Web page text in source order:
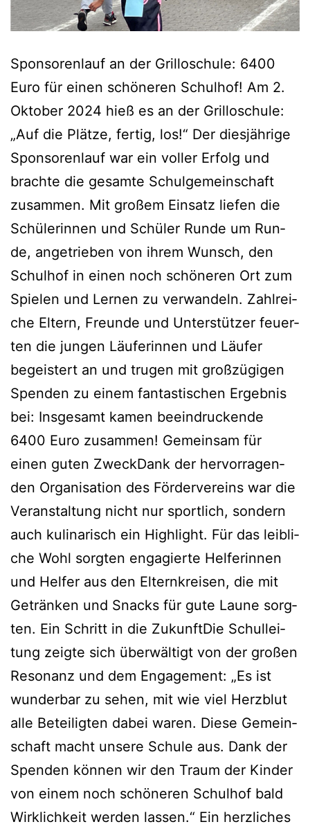
Spon­so­ren­lauf an der Gril­lo­schu­le: 6400
Euro für einen schö­ne­ren Schul­hof! Am 2.
Okto­ber 2024 hieß es an der Gril­lo­schu­le:
„Auf die Plät­ze, fer­tig, los!“ Der dies­jäh­ri­ge
Spon­so­ren­lauf war ein vol­ler Erfolg und
brach­te die gesam­te Schul­ge­mein­schaft
zusam­men. Mit gro­ßem Ein­satz lie­fen die
Schü­le­rin­nen und Schü­ler Run­de um Run­
de, ange­trie­ben von ihrem Wunsch, den
Schul­hof in einen noch schö­ne­ren Ort zum
Spie­len und Ler­nen zu ver­wan­deln. Zahl­rei­
che Eltern, Freun­de und Unter­stüt­zer feu­er­
ten die jun­gen Läu­fe­rin­nen und Läu­fer
begeis­tert an und tru­gen mit groß­zü­gi­gen
Spen­den zu einem fan­tas­ti­schen Ergeb­nis
bei: Ins­ge­samt kamen beein­dru­cken­de
6400 Euro zusam­men! Gemein­sam für
einen guten Zweck­Dank der her­vor­ra­gen­
den Orga­ni­sa­ti­on des För­der­ver­eins war die
Ver­an­stal­tung nicht nur sport­lich, son­dern
auch kuli­na­risch ein High­light. Für das leib­li­
che Wohl sorg­ten enga­gier­te Hel­fe­rin­nen
und Hel­fer aus den Eltern­krei­sen, die mit
Geträn­ken und Snacks für gute Lau­ne sorg­
ten. Ein Schritt in die Zukunft­Die Schul­lei­
tung zeig­te sich über­wäl­tigt von der gro­ßen
Reso­nanz und dem Enga­ge­ment: „Es ist
wun­der­bar zu sehen, mit wie viel Herz­blut
alle Betei­lig­ten dabei waren. Die­se Gemein­
schaft macht unse­re Schu­le aus. Dank der
Spen­den kön­nen wir den Traum der Kin­der
von einem noch schö­ne­ren Schul­hof bald
Wirk­lich­keit wer­den las­sen.“ Ein herz­li­ches